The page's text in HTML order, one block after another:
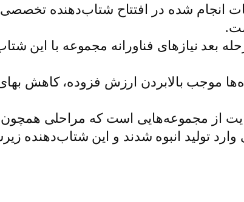
انجام شده در افتتاح شتاب‌دهنده
بعد نیازهای فناورانه مجموعه با این
موجب بالابردن ارزش فزوده، کاهش
از مجموعه‌هایی است که مراحلی همچون
تولید انبوه شدند و این شتاب‌دهنده